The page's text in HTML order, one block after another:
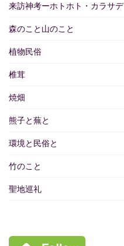
来訪神考ーホトホト・カラサデ
森のこと山のこと
植物民俗
椎茸
焼畑
熊子と蕪と
環境と民俗と
竹のこと
聖地巡礼